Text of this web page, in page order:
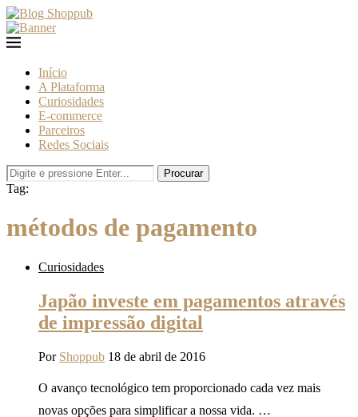
Início
A Plataforma
Curiosidades
E-commerce
Parceiros
Redes Sociais
Procurar
Tag:
métodos de pagamento
Curiosidades
Japão investe em pagamentos através
de impressão digital
Por Shoppub 18 de abril de 2016
O avanço tecnológico tem proporcionado cada vez mais
novas opções para simplificar a nossa vida. …